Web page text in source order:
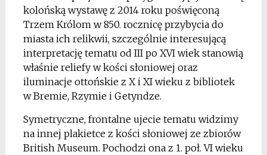
kolońską wystawę z 2014 roku poświęconą
Trzem Królom w 850. rocznicę przybycia do
miasta ich relikwii, szczególnie interesującą
interpretację tematu od III po XVI wiek stanowią
właśnie reliefy w kości słoniowej oraz
iluminacje ottońskie z X i XI wieku z bibliotek
w Bremie, Rzymie i Getyndze.
Symetryczne, frontalne ujecie tematu widzimy
na innej plakietce z kości słoniowej ze zbiorów
British Museum. Pochodzi ona z 1. poł. VI wieku